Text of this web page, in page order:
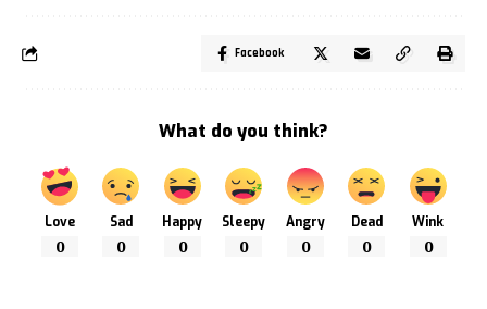
Facebook
What do you think?
Love
0
Sad
0
Happy
0
Sleepy
0
Angry
0
Dead
0
Wink
0